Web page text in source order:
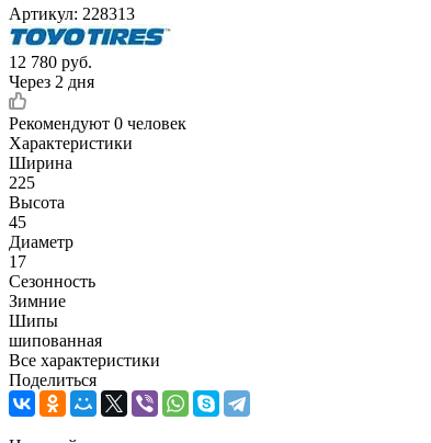
Артикул: 228313
12 780 руб.
Через 2 дня
Рекомендуют 0 человек
Характеристики
Ширина
225
Высота
45
Диаметр
17
Сезонность
Зимние
Шипы
шипованная
Все характеристики
Поделиться